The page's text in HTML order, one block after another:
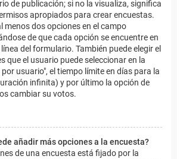
de publicación; si no la visualiza, significa
apropiados para crear encuestas.
menos dos opciones en el campo
de que cada opción se encuentre en
del formulario. También puede elegir el
que el usuario puede seleccionar en la
usuario", el tiempo límite en días para la
infinita) y por último la opción de
cambiar su votos.
añadir más opciones a la encuesta?
de una encuesta está fijado por la